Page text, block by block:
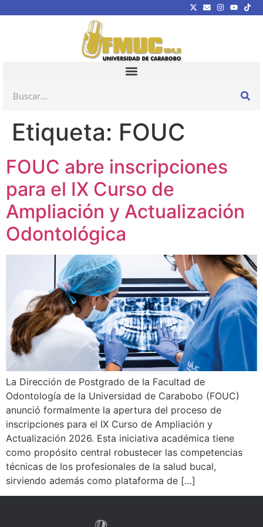
Etiqueta: FOUC
FOUC abre inscripciones
para el IX Curso de
Ampliación y Actualización
Odontológica
La Dirección de Postgrado de la Facultad de
Odontología de la Universidad de Carabobo (FOUC)
anunció formalmente la apertura del proceso de
inscripciones para el IX Curso de Ampliación y
Actualización 2026. Esta iniciativa académica tiene
como propósito central robustecer las competencias
técnicas de los profesionales de la salud bucal,
sirviendo además como plataforma de […]